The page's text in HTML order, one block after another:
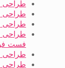
طراحی
طراحی
طراحی
فست
طراحی